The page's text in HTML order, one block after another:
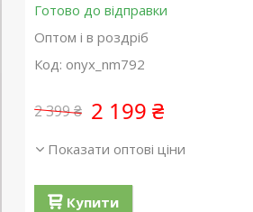
Готово до відправки
Оптом і в роздріб
Код: onyx_nm792
2 399 ₴ 2 199 ₴
Показати оптові ціни
Купити